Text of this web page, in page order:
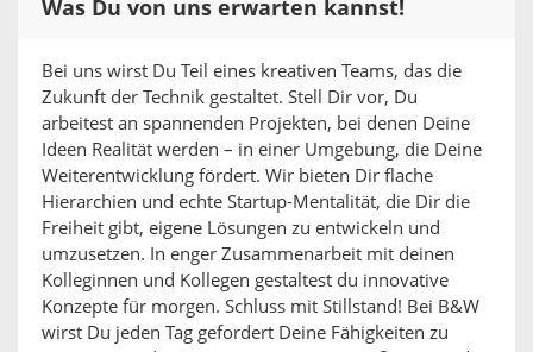
Was Du von uns erwarten kannst!
Bei uns wirst Du Teil eines kreativen Teams, das die
Zukunft der Technik gestaltet. Stell Dir vor, Du
arbeitest an spannenden Projekten, bei denen Deine
Ideen Realität werden – in einer Umgebung, die Deine
Weiterentwicklung fördert. Wir bieten Dir flache
Hierarchien und echte Startup-Mentalität, die Dir die
Freiheit gibt, eigene Lösungen zu entwickeln und
umzusetzen. In enger Zusammenarbeit mit deinen
Kolleginnen und Kollegen gestaltest du innovative
Konzepte für morgen. Schluss mit Stillstand! Bei B&W
wirst Du jeden Tag gefordert Deine Fähigkeiten zu